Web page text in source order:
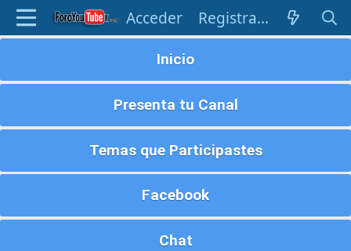
Acceder Registrarse
Inicio
Presenta tu Canal
Temas que Participastes
Facebook
Chat